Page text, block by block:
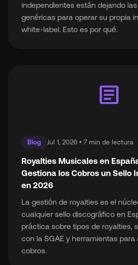
independientes están dejando
genéricas para operar su propia
white-label. Esto es por qué.
article
Blog Jul 1, 2026 • 7 min de lectura
Royalties Musicales en
Gestiona los Cobros un Sello
en 2026
La gestión de royalties es el
cualquier sello discográfico en
práctica sobre tipos de royalties,
con la SGAE y herramientas
cobros.